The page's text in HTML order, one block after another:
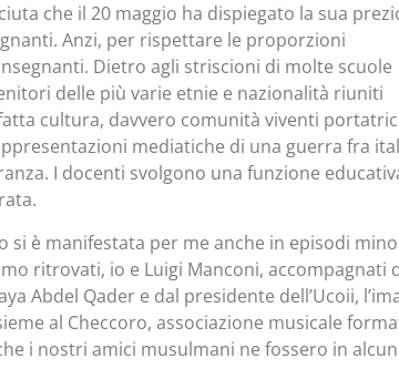
che il 20 maggio ha dispiegato la sua
Anzi, per rispettare le proporzioni
Dietro agli striscioni di molte scuole
delle più varie etnie e nazionalità riuniti
cultura, davvero comunità viventi
mediatiche di una guerra fra
I docenti svolgono una funzione
si è manifestata per me anche in episodi
ritrovati, io e Luigi Manconi, accompagnati
Abdel Qader e dal presidente dell’Ucoii,
al Checcoro, associazione musicale
i nostri amici musulmani ne fossero in alcun